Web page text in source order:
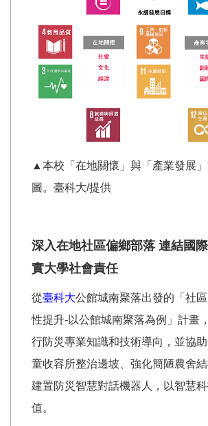
▲本校「在地關懷」與「產業發展
圖。臺科大/提供
深入在地社區偏鄉部落 連結國
實大學社會責任
從臺科大公館城南聚落出發的「社
性提升-以公館城南聚落為例」計畫
行防災專業知識和技術導向，並協
童收容所整治邊坡、強化簡陋農舍
建置防災智慧對話機器人，以智慧
值。